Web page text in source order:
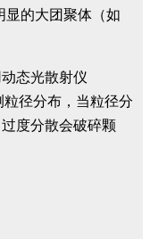
显的大团聚体（如
态光散射仪
粒径分布，当粒径分
度分散会破碎颗